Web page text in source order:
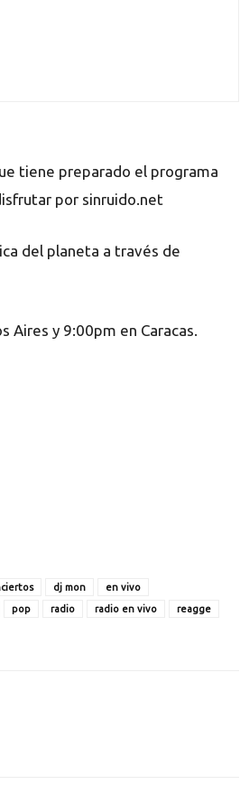
tiene preparado el programa
por sinruido.net
del planeta a través de
Aires y 9:00pm en Caracas.
dj mon
en vivo
pop radio radio en vivo
reagge